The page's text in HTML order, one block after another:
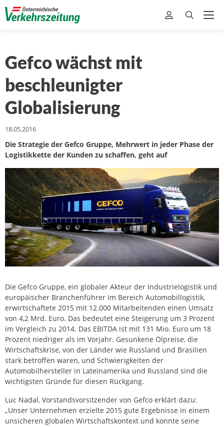
Gefco wächst mit
beschleunigter
Globalisierung
18.05.2016
Die Strategie der Gefco Gruppe, Mehrwert in jeder Phase der
Logistikkette der Kunden zu schaffen, geht auf
Die Gefco Gruppe, ein globaler Akteur der Industrielogistik und
europäischer Branchenführer im Bereich Automobillogistik,
erwirtschaftete 2015 mit 12.000 Mitarbeitenden einen Umsatz
von 4,2 Mrd. Euro. Das bedeutet eine Steigerung um 3 Prozent
im Vergleich zu 2014. Das EBITDA ist mit 131 Mio. Euro um 18
Prozent niedriger als im Vorjahr. Gesunkene Ölpreise, die
Wirtschaftskrise, von der Länder wie Russland und Brasilien
stark betroffen waren, und Schwierigkeiten der
Automobilhersteller in Lateinamerika und Russland sind die
wichtigsten Gründe für diesen Rückgang.
Luc Nadal, Vorstandsvorsitzender von Gefco erklärt dazu:
„Unser Unternehmen erzielte 2015 gute Ergebnisse in einem
unsicheren globalen Wirtschaftskontext und konnte seine